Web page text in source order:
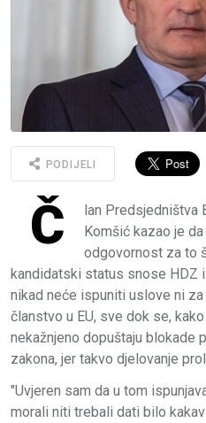
PODIJELI
Č
lan Predsjedništva
Komšić kazao je
odgovornost za to
kandidatski status snose HDZ
nikad neće ispuniti uslove ni
članstvo u EU, sve dok se,
nekažnjeno dopuštaju blokade
zakona, jer takvo djelovanje
"Uvjeren sam da u tom
morali niti trebali dati bilo